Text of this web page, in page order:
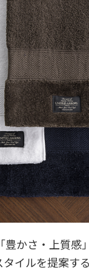
豊かさ・上質感
イルを提案す